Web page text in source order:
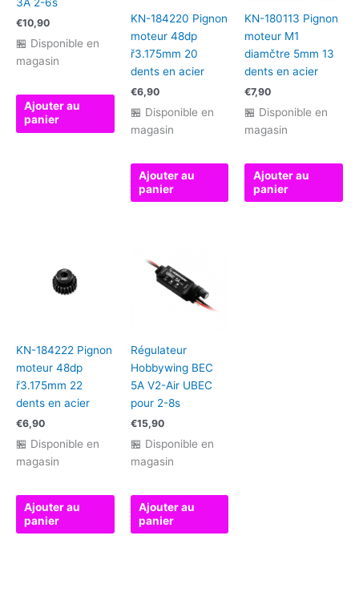
3A 2-6s
€10,90
🏪 Disponible en
magasin
Ajouter au
panier
KN-184220 Pignon
moteur 48dp
ř3.175mm 20
dents en acier
€6,90
🏪 Disponible en
magasin
Ajouter au
panier
KN-180113 Pignon
moteur M1
diamčtre 5mm 13
dents en acier
€7,90
🏪 Disponible en
magasin
Ajouter au
panier
KN-184222 Pignon
moteur 48dp
ř3.175mm 22
dents en acier
€6,90
🏪 Disponible en
magasin
Ajouter au
panier
Régulateur
Hobbywing BEC
5A V2-Air UBEC
pour 2-8s
€15,90
🏪 Disponible en
magasin
Ajouter au
panier